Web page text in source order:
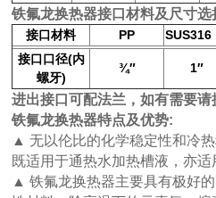
铁氟龙换热器接口材料及尺寸选
接口材料 PP SUS316
接口口径(内
螺牙)
¾″ 1″
进出接口可配法兰，如有需要请
铁氟龙换热器特点及优势:
▲ 无以伦比的化学稳定性和冷
既适用于通热水加热槽液，亦适
▲铁氟龙换热器主要具有极好